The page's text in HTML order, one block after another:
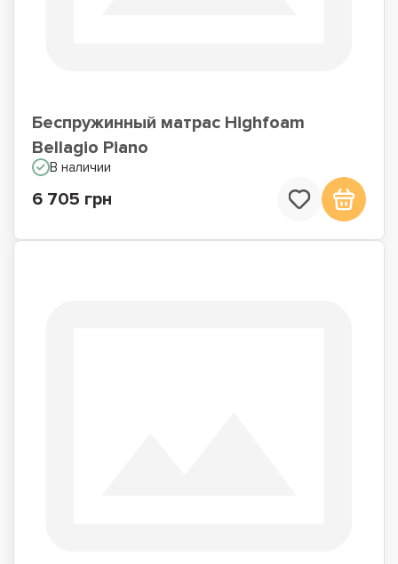
Беспружинный матрас Highfoam
Bellagio Piano
В наличии
6 705 грн